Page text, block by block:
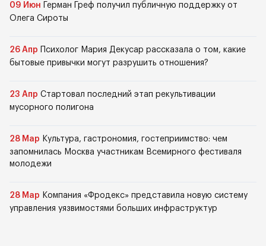
09 Июн
Герман Греф получил публичную поддержку от
Олега Сироты
26 Апр
Психолог Мария Декусар рассказала о том, какие
бытовые привычки могут разрушить отношения?
23 Апр Стартовал последний этап рекультивации
мусорного полигона
28 Мар Культура, гастрономия, гостеприимство: чем
запомнилась Москва участникам Всемирного фестиваля
молодежи
28 Мар Компания «Фродекс» представила новую систему
управления уязвимостями больших инфраструктур